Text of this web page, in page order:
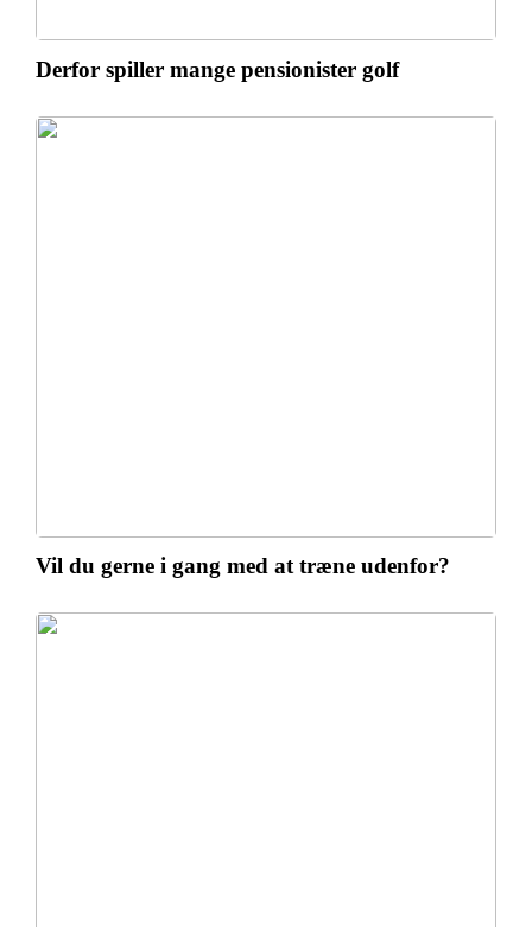
Derfor spiller mange pensionister golf
Vil du gerne i gang med at træne udenfor?